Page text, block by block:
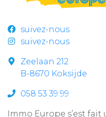
suivez-nous
suivez-nous
Zeelaan 212
B-8670 Koksijde
058 53 39 99
Immo Europe s’est